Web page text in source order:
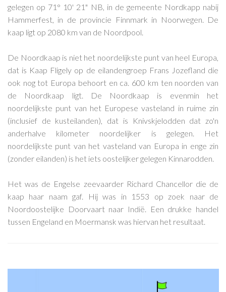
gelegen op 71° 10' 21" NB, in de gemeente Nordkapp nabij
Hammerfest, in de provincie Finnmark in Noorwegen. De
kaap ligt op 2080 km van de Noordpool.
De Noordkaap is niet het noordelijkste punt van heel Europa,
dat is Kaap Fligely op de eilandengroep Frans Jozefland die
ook nog tot Europa behoort en ca. 600 km ten noorden van
de Noordkaap ligt. De Noordkaap is evenmin het
noordelijkste punt van het Europese vasteland in ruime zin
(inclusief de kusteilanden), dat is Knivskjelodden dat zo'n
anderhalve kilometer noordelijker is gelegen. Het
noordelijkste punt van het vasteland van Europa in enge zin
(zonder eilanden) is het iets oostelijker gelegen Kinnarodden.
Het was de Engelse zeevaarder Richard Chancellor die de
kaap haar naam gaf. Hij was in 1553 op zoek naar de
Noordoostelijke Doorvaart naar Indië. Een drukke handel
tussen Engeland en Moermansk was hiervan het resultaat.